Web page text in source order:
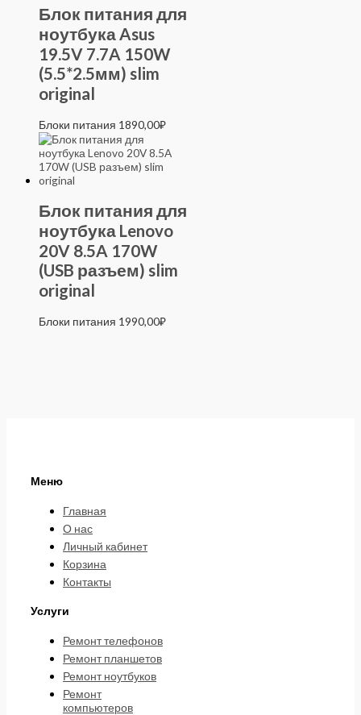
Блок питания для
ноутбука Asus
19.5V 7.7A 150W
(5.5*2.5мм) slim
original
Блоки питания 1890,00₽
Блок питания для
ноутбука Lenovo
20V 8.5A 170W
(USB разъем) slim
original
Блоки питания 1990,00₽
Меню
Главная
О нас
Личный кабинет
Корзина
Контакты
Услуги
Ремонт телефонов
Ремонт планшетов
Ремонт ноутбуков
Ремонт
компьютеров